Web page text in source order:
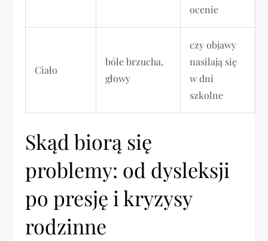
ocenie
Ciało
bóle brzucha,
głowy
czy objawy
nasilają się
w dni
szkolne
Skąd biorą się
problemy: od dysleksji
po presję i kryzysy
rodzinne